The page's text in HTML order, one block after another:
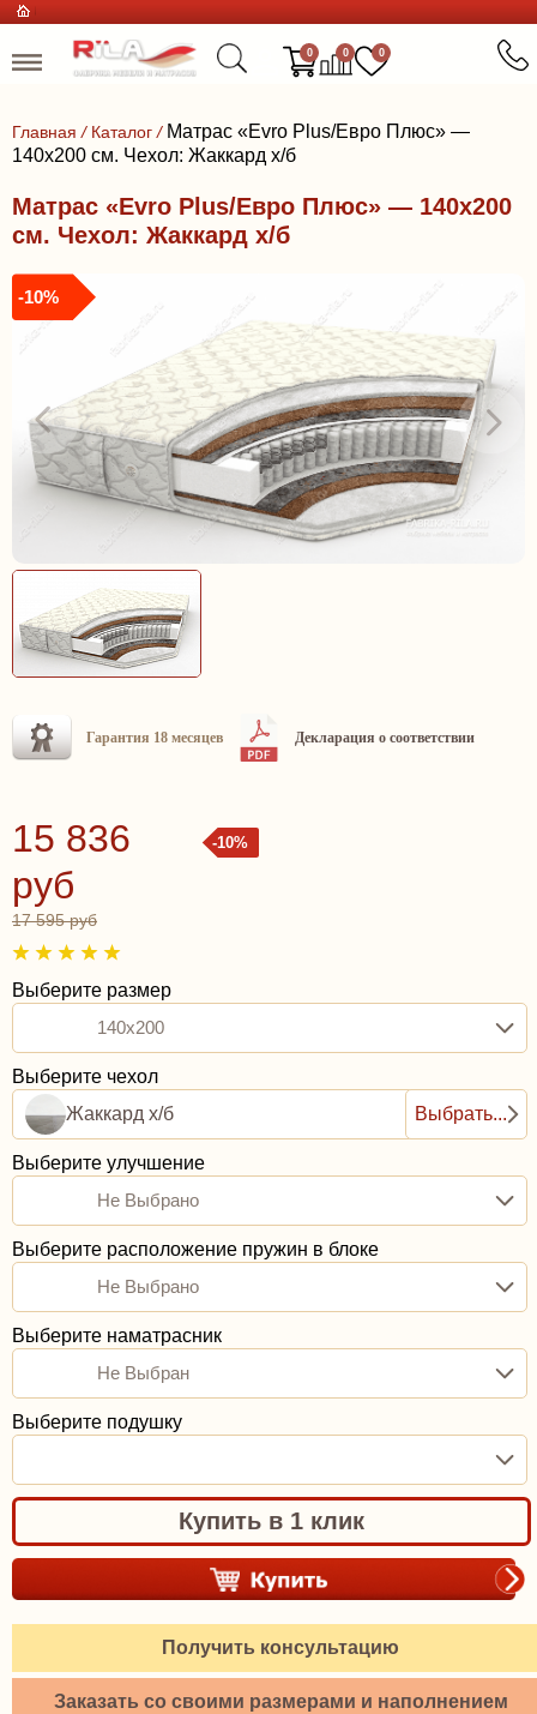
0 0 0
Главная / Каталог / Матрас «Evro Plus/Евро Плюс» —
140x200 см. Чехол: Жаккард х/б
Матрас «Evro Plus/Евро Плюс» — 140x200
см. Чехол: Жаккард х/б
-10%
Гарантия 18 месяцев Декларация о соответствии
-10%
15 836
руб
17 595 руб
Выберите размер
140x200
Выберите чехол
Жаккард х/б
Выбрать...
Выберите улучшение
Не Выбрано
Выберите расположение пружин в блоке
Не Выбрано
Выберите наматрасник
Не Выбран
Выберите подушку
Купить в 1 клик
Получить консультацию
Заказать со своими размерами и наполнением